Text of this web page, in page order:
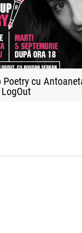
Poetry cu